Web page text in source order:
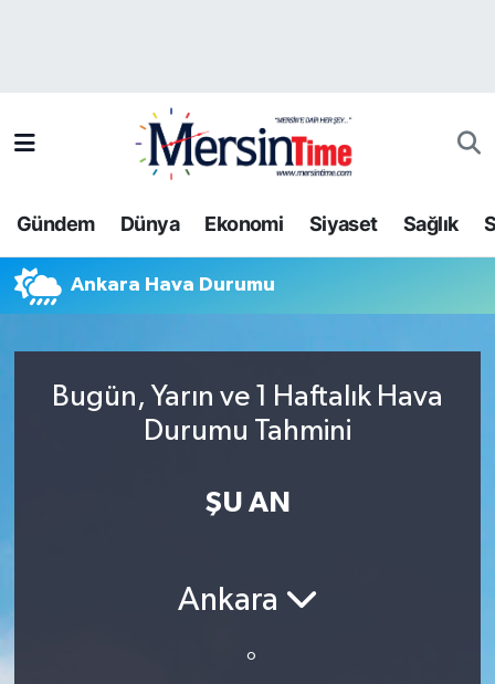
Gündem Dünya Ekonomi Siyaset Sağlık
Ankara Hava Durumu
Bugün, Yarın ve 1 Haftalık Hava
Durumu Tahmini
ŞU AN
Ankara
°
Bilim-Teknoloji
Dünya
Trafik Durumu
Tüm Manşetler